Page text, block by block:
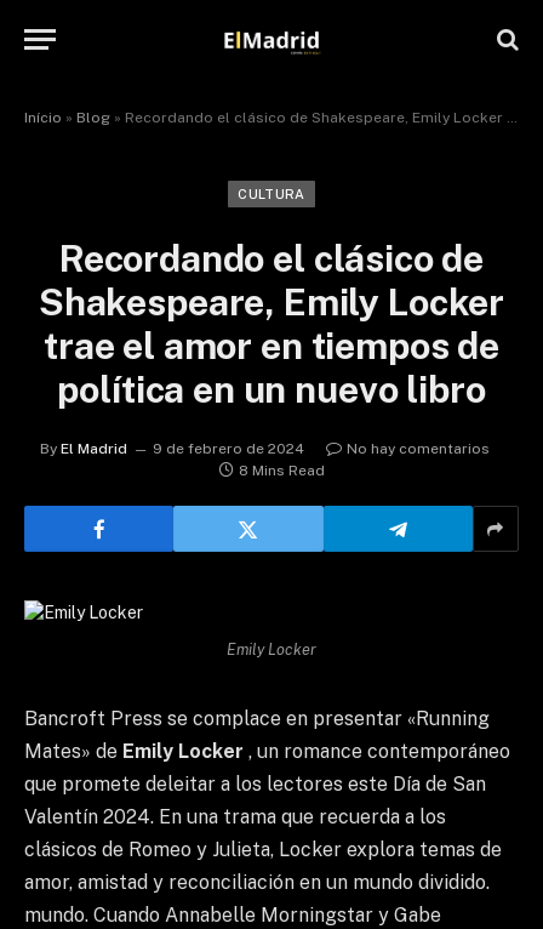
Início » Blog » Recordando el clásico de Shakespeare, Emily Locker trae el amor en tiempos de política en un nuevo libro
CULTURA
Recordando el clásico de
Shakespeare, Emily Locker
trae el amor en tiempos de
política en un nuevo libro
By El Madrid 9 de febrero de 2024
No hay comentarios
8 Mins Read
Emily Locker
Bancroft Press se complace en presentar «Running
Mates» de Emily Locker , un romance contemporáneo
que promete deleitar a los lectores este Día de San
Valentín 2024. En una trama que recuerda a los
clásicos de Romeo y Julieta, Locker explora temas de
amor, amistad y reconciliación en un mundo dividido.
mundo. Cuando Annabelle Morningstar y Gabe